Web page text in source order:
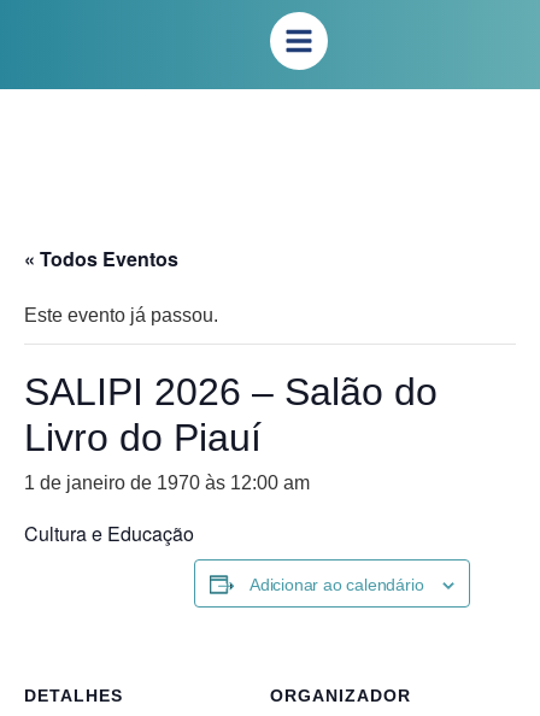
« Todos Eventos
Este evento já passou.
SALIPI 2026 – Salão do
Livro do Piauí
1 de janeiro de 1970 às 12:00 am
Cultura e Educação
Adicionar ao calendário
DETALHES ORGANIZADOR